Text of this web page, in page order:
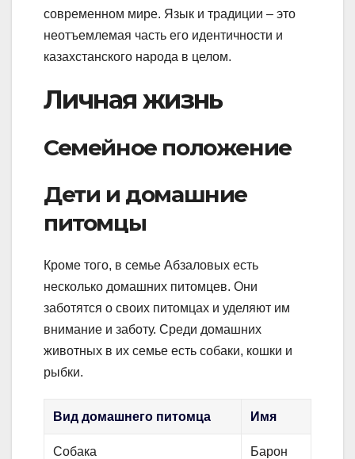
современном мире. Язык и традиции – это
неотъемлемая часть его идентичности и
казахстанского народа в целом.
Личная жизнь
Семейное положение
Дети и домашние
питомцы
Кроме того, в семье Абзаловых есть
несколько домашних питомцев. Они
заботятся о своих питомцах и уделяют им
внимание и заботу. Среди домашних
животных в их семье есть собаки, кошки и
рыбки.
Вид домашнего питомца Имя
Собака Барон